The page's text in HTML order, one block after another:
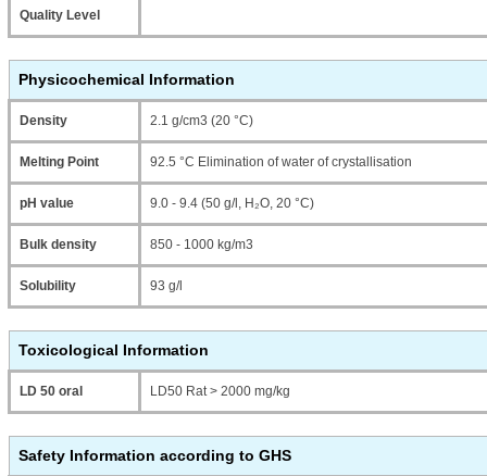
Quality Level
Physicochemical Information
Density 2.1 g/cm3 (20 °C)
Melting Point 92.5 °C Elimination of water of crystallisation
pH value 9.0 - 9.4 (50 g/l, H₂O, 20 °C)
Bulk density 850 - 1000 kg/m3
Solubility 93 g/l
Toxicological Information
LD 50 oral LD50 Rat > 2000 mg/kg
Safety Information according to GHS